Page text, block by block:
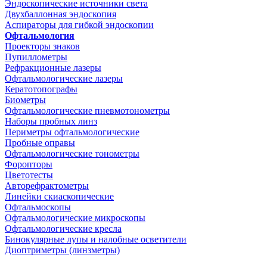
Эндоскопические источники света
Двухбаллонная эндоскопия
Аспираторы для гибкой эндоскопии
Офтальмология
Проекторы знаков
Пупиллометры
Рефракционные лазеры
Офтальмологические лазеры
Кератотопографы
Биометры
Офтальмологические пневмотонометры
Наборы пробных линз
Периметры офтальмологические
Пробные оправы
Офтальмологические тонометры
Форопторы
Цветотесты
Авторефрактометры
Линейки скиаскопические
Офтальмоскопы
Офтальмологические микроскопы
Офтальмологические кресла
Бинокулярные лупы и налобные осветители
Диоптриметры (линзметры)